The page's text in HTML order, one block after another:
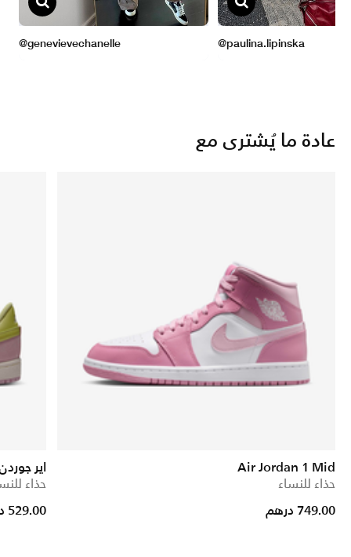
عادة ما يُشترى مع
Air Jordan 1 Mid
حذاء للنساء
749.00 درهم
اير
حذاء
529.00 درهم